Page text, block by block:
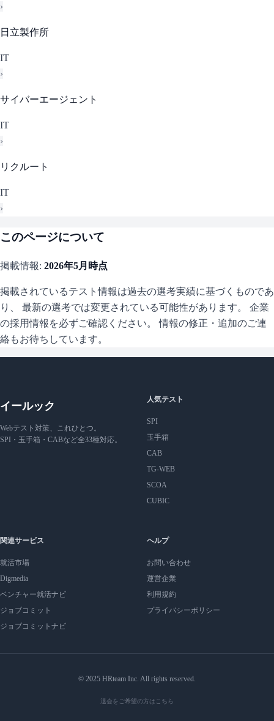
›
日立製作所
IT
›
サイバーエージェント
IT
›
リクルート
IT
›
このページについて
掲載情報: 2026年5月 時点
掲載されているテスト情報は過去の選考実績に基づくものであ
り、 最新の選考では変更されている可能性があります。 企業
の採用情報を必ずご確認ください。 情報の修正・追加のご連
絡もお待ちしています。
イールック
Webテスト対策、これひとつ。
SPI・玉手箱・CABなど全33種対応。
人気テスト
SPI
玉手箱
CAB
TG-WEB
SCOA
CUBIC
関連サービス
就活市場
Digmedia
ベンチャー就活ナビ
ジョブコミット
ジョブコミットナビ
ヘルプ
お問い合わせ
運営企業
利用規約
プライバシーポリシー
© 2025 HRteam Inc. All rights reserved.
退会をご希望の方はこちら